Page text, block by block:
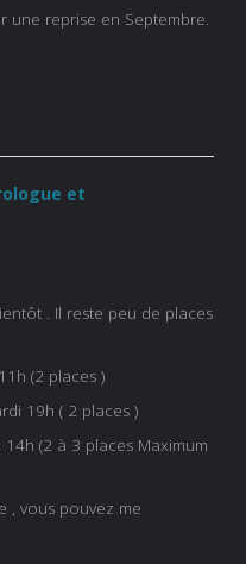
une reprise en Septembre.
et
. Il reste peu de places
(2 places )
19h ( 2 places )
(2 à 3 places Maximum
, vous pouvez me